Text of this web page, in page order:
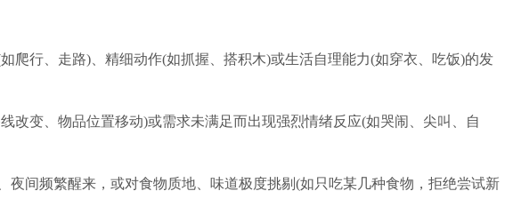
爬行、走路)、精细动作(如抓握、搭积木)或生活自理能力(如穿衣、吃饭)的发
改变、物品位置移动)或需求未满足而出现强烈情绪反应(如哭闹、尖叫、自
夜间频繁醒来，或对食物质地、味道极度挑剔(如只吃某几种食物，拒绝尝试新